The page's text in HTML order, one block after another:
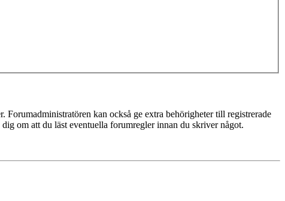
kan också ge extra behörigheter till registrerade
om att du läst eventuella forumregler innan du skriver något.